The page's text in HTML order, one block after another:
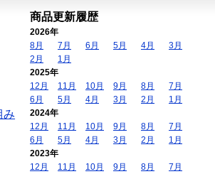
み
商品更新履歴
2026年
8月
7月 6月 5月 4月
3月
2月
1月
2025年
12月
11月 10月 9月 8月
7月
6月
5月 4月 3月 2月
1月
2024年
12月
11月 10月 9月 8月
7月
6月
5月 4月 3月 2月
1月
2023年
12月
11月 10月 9月 8月
7月